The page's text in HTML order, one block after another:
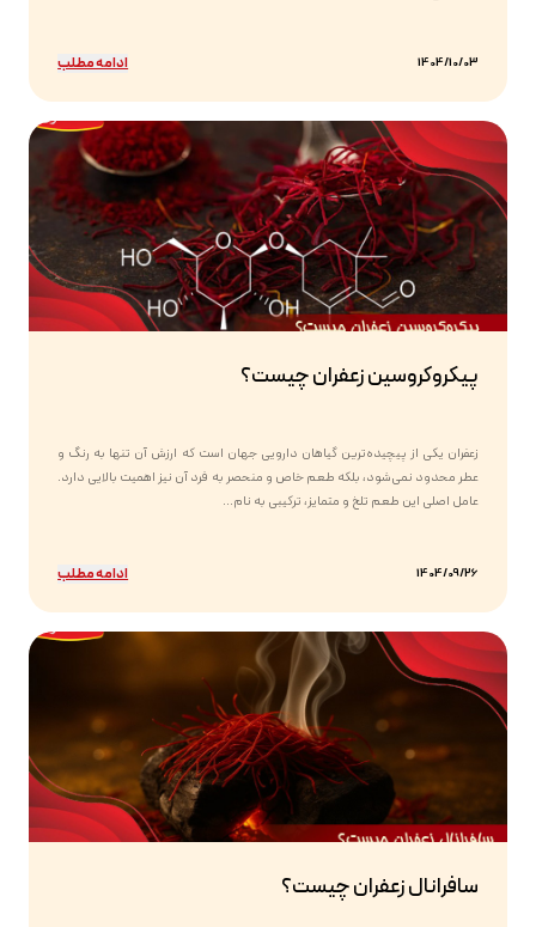
1404/10/03 ادامه مطلب
پیکروکروسین زعفران چیست؟
زعفران یکی از پیچیده‌ترین گیاهان دارویی جهان است که ارزش آن تنها به رنگ و
عطر محدود نمی‌شود، بلکه طعم خاص و منحصر به فرد آن نیز اهمیت بالایی دارد.
عامل اصلی این طعم تلخ و متمایز، ترکیبی به نام...
1404/09/26 ادامه مطلب
سافرانال زعفران چیست؟